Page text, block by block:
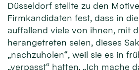
Düsseldorf stellte zu den
Firmkandidaten fest, dass in
auffallend viele von ihnen, mit
herangetreten seien, dieses
„nachzuholen“, weil sie es in
„verpasst“ hatten. „Ich mache